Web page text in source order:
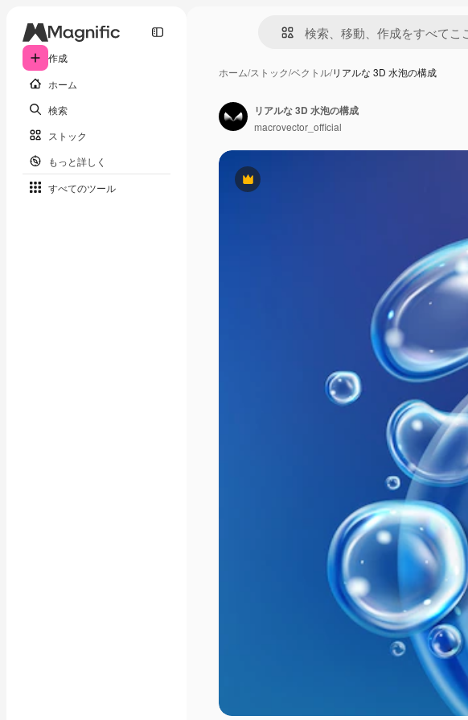
作成
ホーム
検索
ストック
もっと詳しく
すべてのツール
ホーム/ストック/ベクトル/リアルな 3D 水泡の構成
Premium
リアルな 3D 水泡の構成
macrovector_official